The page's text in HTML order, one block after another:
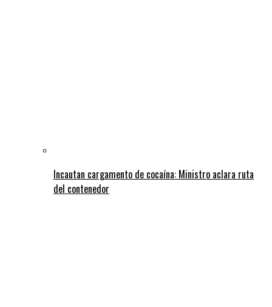
Incautan cargamento de cocaína: Ministro aclara ruta
del contenedor